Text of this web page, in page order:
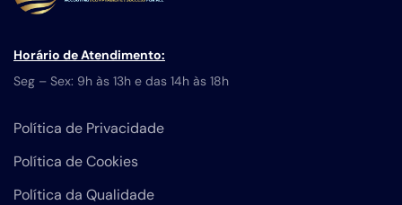
Horário de Atendimento:
Seg – Sex: 9h às 13h e das 14h às 18h
Política de Privacidade
Política de Cookies
Política da Qualidade